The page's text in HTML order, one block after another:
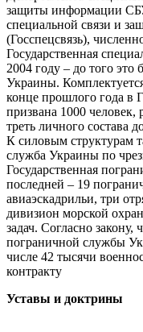
защиты информации СБУ
специальной связи и
(Госспецсвязь),
Государственная
2004 году – до того
Украины.
конце прошлого года в
призвана 1000 человек,
треть личного состава
К силовым структурам
служба Украины по
Государственная
последней – 19
авиаэскадрильи, три
дивизион морской
задач. Согласно закону,
пограничной службы
числе 42 тысячи
контракту
Уставы и доктрины